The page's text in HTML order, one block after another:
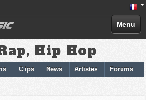
Menu
Hip Hop
Clips News Artistes Forums